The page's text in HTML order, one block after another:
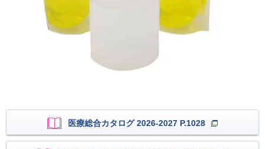
医療総合カタログ 2026-2027 P.1028